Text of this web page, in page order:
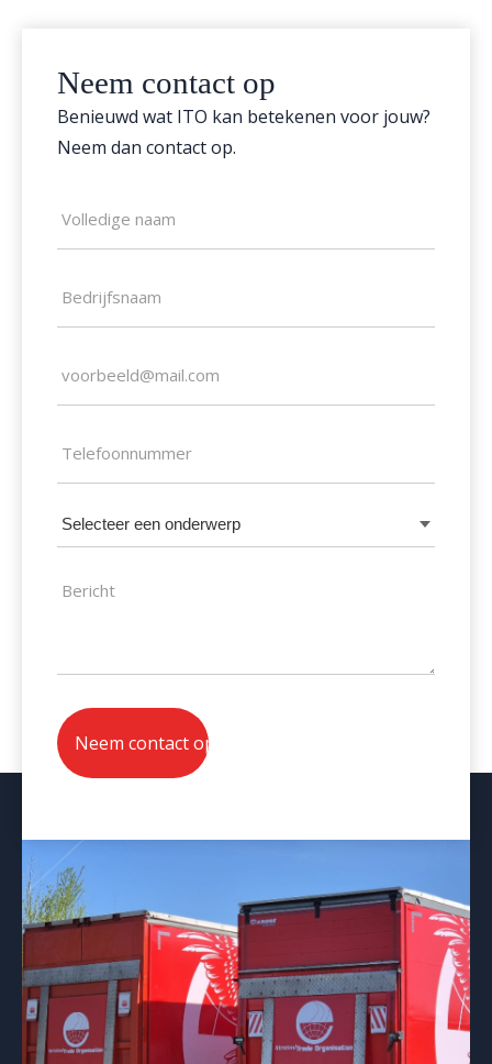
Neem contact op
Benieuwd wat ITO kan betekenen voor jouw?
Neem dan contact op.
(Vereist)
mailadres
Selecteer
een
Bericht